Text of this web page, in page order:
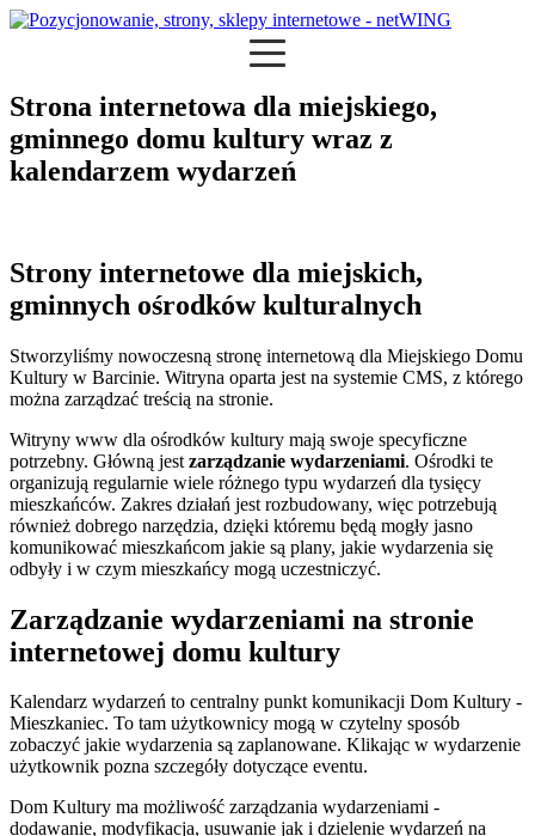
Strona internetowa dla miejskiego,
gminnego domu kultury wraz z
kalendarzem wydarzeń
Strony internetowe dla miejskich,
gminnych ośrodków kulturalnych
Stworzyliśmy nowoczesną stronę internetową dla Miejskiego Domu
Kultury w Barcinie. Witryna oparta jest na systemie CMS, z którego
można zarządzać treścią na stronie.
Witryny www dla ośrodków kultury mają swoje specyficzne
potrzebny. Główną jest zarządzanie wydarzeniami. Ośrodki te
organizują regularnie wiele różnego typu wydarzeń dla tysięcy
mieszkańców. Zakres działań jest rozbudowany, więc potrzebują
również dobrego narzędzia, dzięki któremu będą mogły jasno
komunikować mieszkańcom jakie są plany, jakie wydarzenia się
odbyły i w czym mieszkańcy mogą uczestniczyć.
Zarządzanie wydarzeniami na stronie
internetowej domu kultury
Kalendarz wydarzeń to centralny punkt komunikacji Dom Kultury -
Mieszkaniec. To tam użytkownicy mogą w czytelny sposób
zobaczyć jakie wydarzenia są zaplanowane. Klikając w wydarzenie
użytkownik pozna szczegóły dotyczące eventu.
Dom Kultury ma możliwość zarządzania wydarzeniami -
dodawanie, modyfikacja, usuwanie jak i dzielenie wydarzeń na